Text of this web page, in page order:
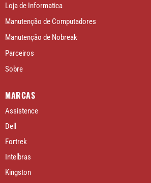
Loja de Informatica
Manutenção de Computadores
Manutenção de Nobreak
Parceiros
Sobre
MARCAS
Assistence
Dell
Fortrek
Intelbras
Kingston